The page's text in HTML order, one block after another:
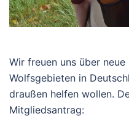
Wir freuen uns über
Wolfsgebieten in
draußen helfen wollen.
Mitgliedsantrag: